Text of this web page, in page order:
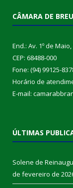
CÂMARA DE
End.: Av. 1º de Maio,
CEP: 68488-000
Fone: (94) 99125-
Horário de
E-mail:
ÚLTIMAS
Solene de
de fevereiro de